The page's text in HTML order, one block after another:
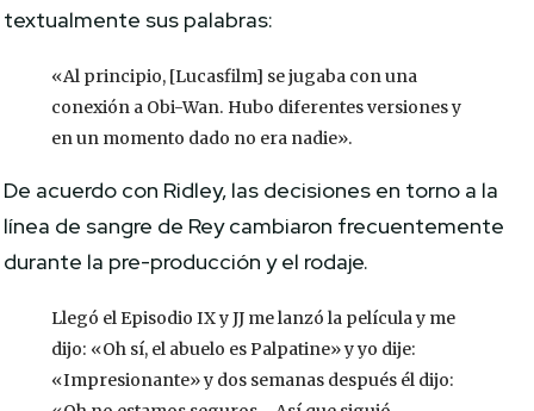
textualmente sus palabras:
«Al principio, [Lucasfilm] se jugaba con una
conexión a Obi-Wan. Hubo diferentes versiones y
en un momento dado no era nadie».
De acuerdo con Ridley, las decisiones en torno a la
línea de sangre de Rey cambiaron frecuentemente
durante la pre-producción y el rodaje.
Llegó el Episodio IX y JJ me lanzó la película y me
dijo: «Oh sí, el abuelo es Palpatine» y yo dije:
«Impresionante» y dos semanas después él dijo: